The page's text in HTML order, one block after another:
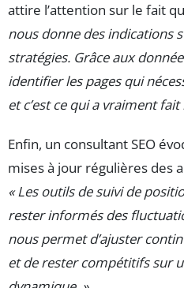
attire l’attention sur le fait
nous donne des indications
stratégies. Grâce aux
identifier les pages qui
et c’est ce qui a vraiment
Enfin, un consultant SEO
mises à jour régulières des
« Les outils de suivi de
rester informés des
nous permet d’ajuster
et de rester compétitifs sur